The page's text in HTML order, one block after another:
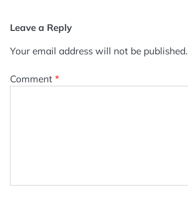
Leave a Reply
Your email address will not be published.
Comment *